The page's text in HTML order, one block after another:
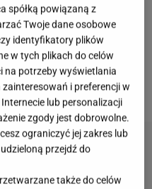
dla joggingu są
Poniższe ćwiczenia
a wysiłek
na te samemięśnie,
spółką powiązaną z
Twoje dane osobowe
identyfikatory plików
w tych plikach do celów
na potrzeby wyświetlania
i preferencji w
lub personalizacji
zgody jest dobrowolne.
ograniczyć jej zakres lub
przejdź do
także do celów